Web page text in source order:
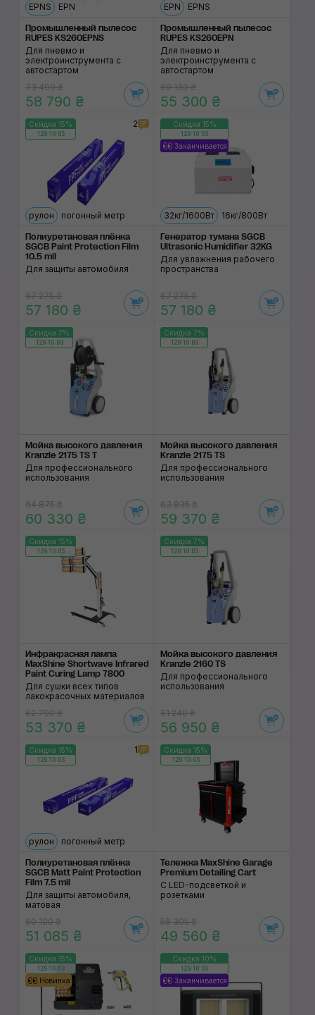
EPNS EPN
Промышленный пылесос
RUPES KS260EPNS
Для пневмо и
электроинструмента с
автостартом
73 490 ₴
58 790 ₴
EPN EPNS
Промышленный пылесос
RUPES KS260EPN
Для пневмо и
электроинструмента с
автостартом
69 130 ₴
55 300 ₴
Скидка 15%
129:10:02
2
рулон погонный метр
Полиуретановая плёнка
SGCB Paint Protection Film
10.5 mil
Для защиты автомобиля
67 275 ₴
57 180 ₴
Скидка 15%
129:10:02
Заканчивается
32кг/1600Вт 16кг/800Вт
Генератор тумана SGCB
Ultrasonic Humidifier 32KG
Для увлажнения рабочего
пространства
67 275 ₴
57 180 ₴
Скидка 7%
129:10:02
Мойка высокого давления
Kranzle 2175 ТS Т
Для профессионального
использования
64 875 ₴
60 330 ₴
Скидка 7%
129:10:02
Мойка высокого давления
Kranzle 2175 ТS
Для профессионального
использования
63 835 ₴
59 370 ₴
Скидка 15%
129:10:02
Инфракрасная лампа
MaxShine Shortwave Infrared
Paint Curing Lamp 7800
Для сушки всех типов
лакокрасочных материалов
62 790 ₴
53 370 ₴
Скидка 7%
129:10:02
Мойка высокого давления
Kranzle 2160 ТS
Для профессионального
использования
61 240 ₴
56 950 ₴
Скидка 15%
129:10:02
1
рулон погонный метр
Полиуретановая плёнка
SGCB Matt Paint Protection
Film 7.5 mil
Для защиты автомобиля,
матовая
60 100 ₴
51 085 ₴
Скидка 15%
129:10:02
Тележка MaxShine Garage
Premium Detailing Cart
С LED-подсветкой и
розетками
58 305 ₴
49 560 ₴
Скидка 15%
129:10:02
Новинка
Скидка 10%
129:10:02
Заканчивается